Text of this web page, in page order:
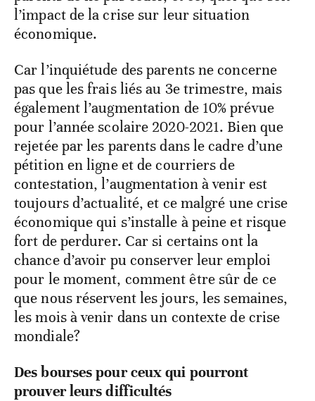
l’impact de la crise sur leur situation
économique.
Car l’inquiétude des parents ne concerne
pas que les frais liés au 3e trimestre, mais
également l’augmentation de 10% prévue
pour l’année scolaire 2020-2021. Bien que
rejetée par les parents dans le cadre d’une
pétition en ligne et de courriers de
contestation, l’augmentation à venir est
toujours d’actualité, et ce malgré une crise
économique qui s’installe à peine et risque
fort de perdurer. Car si certains ont la
chance d’avoir pu conserver leur emploi
pour le moment, comment être sûr de ce
que nous réservent les jours, les semaines,
les mois à venir dans un contexte de crise
mondiale?
Des bourses pour ceux qui pourront
prouver leurs difficultés